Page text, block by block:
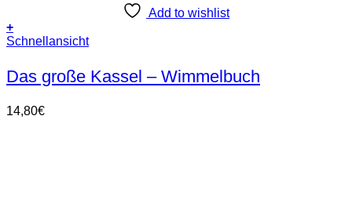
Add to wishlist
+
Schnellansicht
Das große Kassel – Wimmelbuch
14,80€